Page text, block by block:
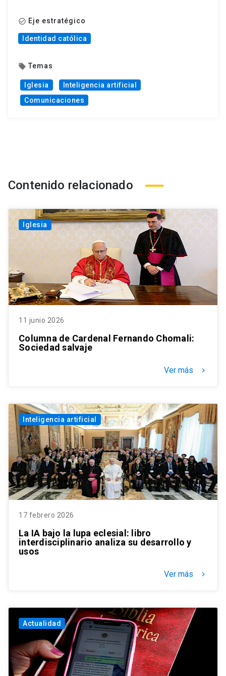
check_circle_outline Eje estratégico
Identidad católica
local_offer Temas
Iglesia
Inteligencia artificial
Comunicaciones
Contenido relacionado
Iglesia
11 junio 2026
Columna de Cardenal Fernando Chomali:
Sociedad salvaje
Ver más keyboard_arrow_right
Inteligencia artificial
17 febrero 2026
La IA bajo la lupa eclesial: libro
interdisciplinario analiza su desarrollo y
usos
Ver más keyboard_arrow_right
Actualidad